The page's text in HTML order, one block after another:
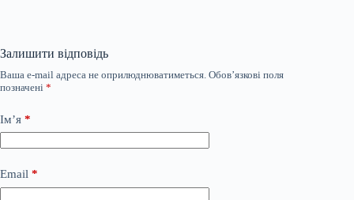
Залишити відповідь
Ваша e-mail адреса не оприлюднюватиметься. Обов’язкові поля
позначені *
Ім’я *
Email *